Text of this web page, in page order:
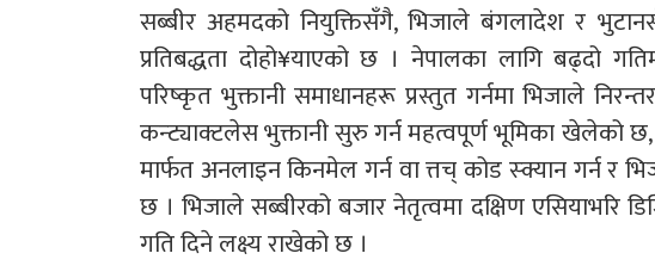
सब्बीर अहमदको नियुक्तिसँगै, भिजाले बंगलादेश र
प्रतिबद्धता दोहो‍¥याएको छ । नेपालका लागि बढ्दो
परिष्कृत भुक्तानी समाधानहरू प्रस्तुत गर्नमा भिजाले
कन्ट्याक्टलेस भुक्तानी सुरु गर्न महत्वपूर्ण भूमिका खेलेको
मार्फत अनलाइन किनमेल गर्न वा त्तच् कोड स्क्यान गर्न र
छ । भिजाले सब्बीरको बजार नेतृत्वमा दक्षिण एसियाभरि
गति दिने लक्ष्य राखेको छ ।